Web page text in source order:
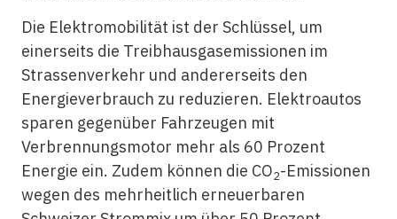
Die Elektromobilität ist der Schlüssel, um
einerseits die Treibhausgasemissionen im
Strassenverkehr und andererseits den
Energieverbrauch zu reduzieren. Elektroautos
sparen gegenüber Fahrzeugen mit
Verbrennungsmotor mehr als 60 Prozent
Energie ein. Zudem können die CO2-Emissionen
wegen des mehrheitlich erneuerbaren